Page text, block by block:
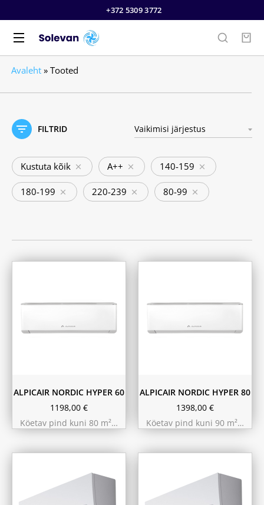
+372 5309 3772
Avaleht » Tooted
FILTRID
Kustuta kõik A++ 140-159
180-199 220-239 80-99
ALPICAIR NORDIC HYPER 60
1198,00 €
Köetav pind kuni 80 m²…
ALPICAIR NORDIC HYPER 80
1398,00 €
Köetav pind kuni 90 m²…